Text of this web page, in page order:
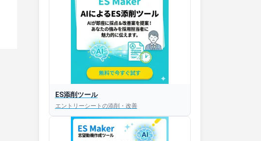
ES添削ツール
エントリーシートの添削・改善